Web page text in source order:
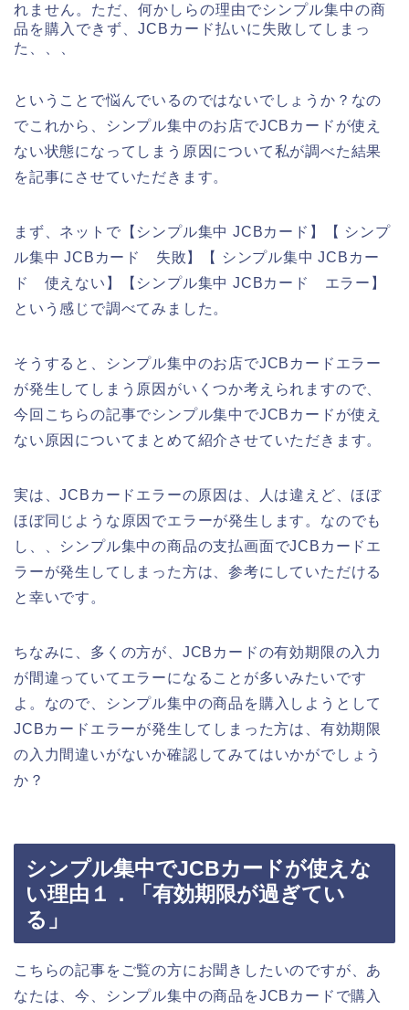
れません。ただ、何かしらの理由でシンプル集中の商
品を購入できず、JCBカード払いに失敗してしまっ
た、、、
ということで悩んでいるのではないでしょうか？なの
でこれから、シンプル集中のお店でJCBカードが使え
ない状態になってしまう原因について私が調べた結果
を記事にさせていただきます。
まず、ネットで【シンプル集中 JCBカード】【 シンプ
ル集中 JCBカード 失敗】【 シンプル集中 JCBカー
ド 使えない】【シンプル集中 JCBカード エラー】
という感じで調べてみました。
そうすると、シンプル集中のお店でJCBカードエラー
が発生してしまう原因がいくつか考えられますので、
今回こちらの記事でシンプル集中でJCBカードが使え
ない原因についてまとめて紹介させていただきます。
実は、JCBカードエラーの原因は、人は違えど、ほぼ
ほぼ同じような原因でエラーが発生します。なのでも
し、、シンプル集中の商品の支払画面でJCBカードエ
ラーが発生してしまった方は、参考にしていただける
と幸いです。
ちなみに、多くの方が、JCBカードの有効期限の入力
が間違っていてエラーになることが多いみたいです
よ。なので、シンプル集中の商品を購入しようとして
JCBカードエラーが発生してしまった方は、有効期限
の入力間違いがないか確認してみてはいかがでしょう
か？
シンプル集中でJCBカードが使えな
い理由１．「有効期限が過ぎてい
る」
こちらの記事をご覧の方にお聞きしたいのですが、あ
なたは、今、シンプル集中の商品をJCBカードで購入